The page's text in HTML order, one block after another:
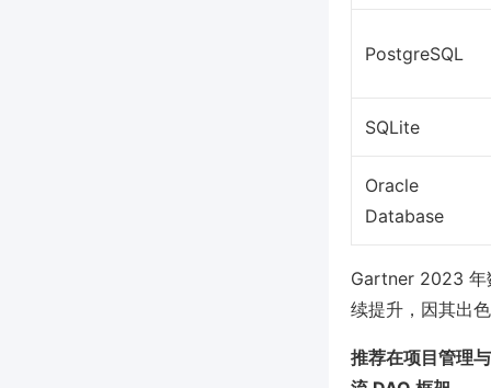
PostgreSQL
SQLite
Oracle
Database
Gartner 2023 年
续提升，因其出
推荐在项目管理